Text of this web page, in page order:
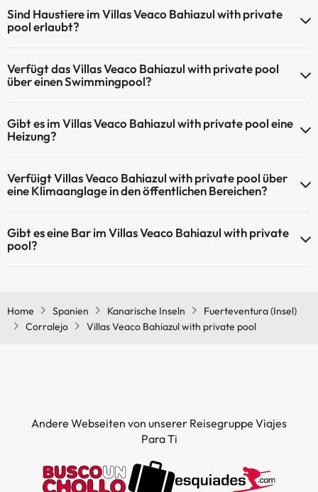
Sind Haustiere im Villas Veaco Bahiazul with private
pool erlaubt?
erlaubt.
Verfügt das Villas Veaco Bahiazul with private pool
über einen Swimmingpool?
Schwimmbad (dieser Service ist eventuell gebührenpflichtig). Hier
finden Sie weitere Informationen über das Schwimmbad und
Außenpool (Sommersaison)
Außenpool (ganzjährig)
Gibt es im Villas Veaco Bahiazul with private pool eine
Heizung?
Gemeinschaftsräumen.
Verfüigt Villas Veaco Bahiazul with private pool über
eine Klimaanglage in den öffentlichen Bereichen?
den Gemeinschaftsräumen.
Gibt es eine Bar im Villas Veaco Bahiazul with private
pool?
Home Spanien Kanarische Inseln
Fuerteventura (Insel)
Corralejo
Villas Veaco Bahiazul with private pool
Andere Webseiten von unserer Reisegruppe Viajes
Para Ti